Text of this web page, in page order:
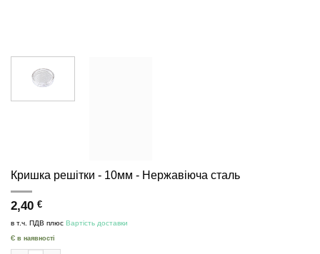
Кришка решітки - 10мм - Нержавіюча сталь
2,40 €
в т.ч. ПДВ плюс Вартість доставки
Є в наявності